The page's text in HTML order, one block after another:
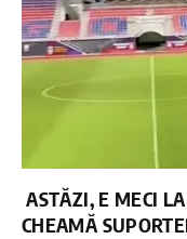
ASTĂZI, E MECI
CHEAMĂ